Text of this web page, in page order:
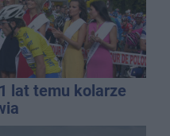
lat temu kolarze